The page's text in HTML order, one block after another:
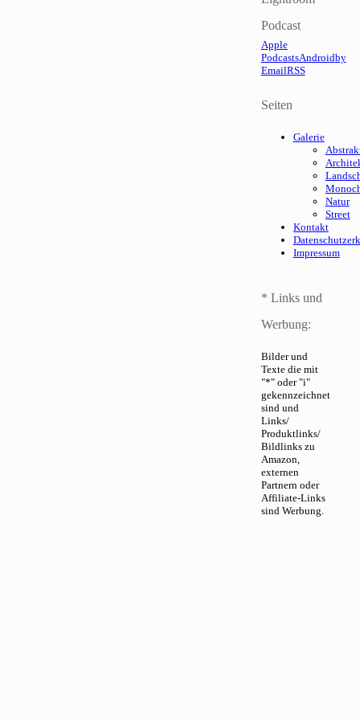
Podcast
Apple
PodcastsAndroidby
EmailRSS
Seiten
Galerie
Natur
Street
Kontakt
Impressum
* Links und
Werbung:
Bilder und
Texte die mit
"*" oder "i"
gekennzeichnet
sind und
Links/
Produktlinks/
Bildlinks zu
Amazon,
externen
Partnern oder
Affiliate-Links
sind Werbung.